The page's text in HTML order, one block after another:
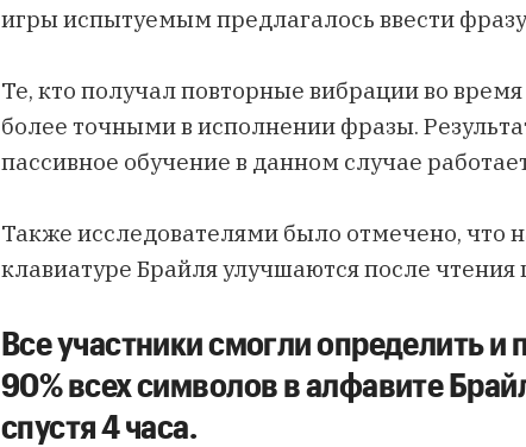
игры испытуемым предлагалось ввести
Те, кто получал повторные вибрации во
более точными в исполнении фразы.
пассивное обучение в данном случае
Также исследователями было отмечено, что
клавиатуре Брайля улучшаются после
Все участники смогли определить и
90% всех символов в алфавите
спустя 4 часа.